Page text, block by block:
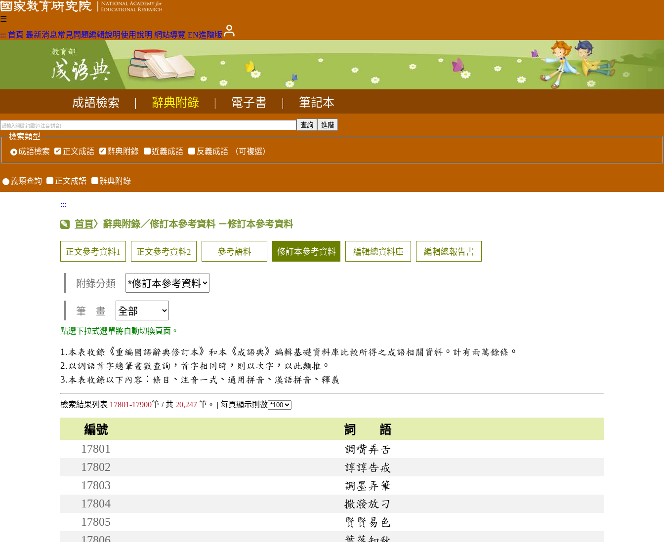
☰
::: 首頁 最新消息常見問題編輯說明使用說明 網站導覽 EN進階版
成語檢索 辭典附錄 電子書 筆記本
檢索類型
成語檢索
正文成語 辭典附錄 近義成語 反義成語 （可複選）
義類查詢 正文成語 辭典附錄
:::
首頁〉辭典附錄／修訂本參考資料 －修訂本參考資料
正文參考資料1 正文參考資料2 參考語料 修訂本參考資料 編輯總資料庫 編輯總報告書
附錄分類
筆 畫
點選下拉式選單將自動切換頁面。
1.本表收錄《重編國語辭典修訂本》和本《成語典》編輯基礎資料庫比較所得之成語相關資料。計有兩萬餘條。
2.以詞語首字總筆畫數查詢，首字相同時，則以次字，以此類推。
3.本表收錄以下內容：條目、注音一式、通用拼音、漢語拼音、釋義
檢索結果列表 17801-17900筆 / 共 20,247 筆。 | 每頁顯示則數
編號
詞 語
17801
調嘴弄舌
17802
諄諄告戒
17803
調墨弄筆
17804
撒潑放刁
17805
賢賢易色